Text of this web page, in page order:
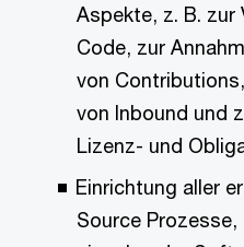
Aspekte, z. B.
Code, zur
von
von Inbound und
Lizenz- und
Einrichtung aller
Source